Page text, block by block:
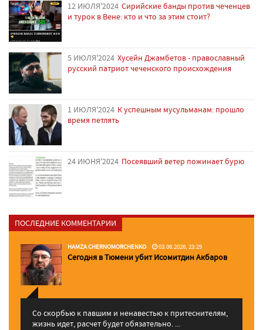
12 ИЮЛЯ'2024 Сирийские банды против чеченцев
и турок в Вене: кто и что за этим стоит?
5 ИЮЛЯ'2024 Хусейн Джамбетов - православный
русский патриот чеченского происхождения
1 ИЮЛЯ'2024 К успешным мусульманам: прошло
время петлять
24 ИЮНЯ'2024 Посеявший ветер пожинает бурю
ПОСЛЕДНИЕ КОММЕНТАРИИ
HAMZA CHERNOMORCHENKO 03.06.2026, 23:29
Сегодня в Тюмени убит Исомитдин Акбаров
Со скорбью к павшим и ненавестью к притеснителям,
жизнь идет, расчет будет обязательно. ...